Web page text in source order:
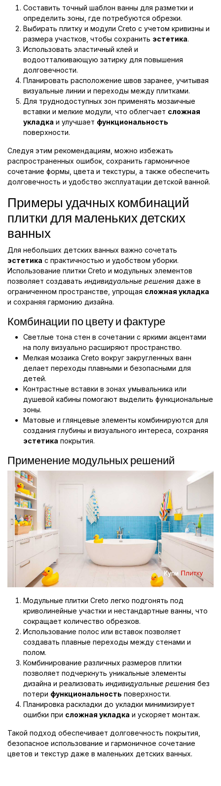
Составить точный шаблон ванны для разметки и
определить зоны, где потребуются обрезки.
Выбирать плитку и модули Creto с учетом кривизны и
размера участков, чтобы сохранить эстетика.
Использовать эластичный клей и
водоотталкивающую затирку для повышения
долговечности.
Планировать расположение швов заранее, учитывая
визуальные линии и переходы между плитками.
Для труднодоступных зон применять мозаичные
вставки и мелкие модули, что облегчает сложная
укладка и улучшает функциональность
поверхности.
Следуя этим рекомендациям, можно избежать
распространенных ошибок, сохранить гармоничное
сочетание формы, цвета и текстуры, а также обеспечить
долговечность и удобство эксплуатации детской ванной.
Примеры удачных комбинаций
плитки для маленьких детских
ванных
Для небольших детских ванных важно сочетать
эстетика с практичностью и удобством уборки.
Использование плитки Creto и модульных элементов
позволяет создавать индивидуальные решения даже в
ограниченном пространстве, упрощая сложная укладка
и сохраняя гармонию дизайна.
Комбинации по цвету и фактуре
Светлые тона стен в сочетании с яркими акцентами
на полу визуально расширяют пространство.
Мелкая мозаика Creto вокруг закругленных ванн
делает переходы плавными и безопасными для
детей.
Контрастные вставки в зонах умывальника или
душевой кабины помогают выделить функциональные
зоны.
Матовые и глянцевые элементы комбинируются для
создания глубины и визуального интереса, сохраняя
эстетика покрытия.
Применение модульных решений
Модульные плитки Creto легко подгонять под
криволинейные участки и нестандартные ванны, что
сокращает количество обрезков.
Использование полос или вставок позволяет
создавать плавные переходы между стенами и
полом.
Комбинирование различных размеров плитки
позволяет подчеркнуть уникальные элементы
дизайна и реализовать индивидуальные решения без
потери функциональность поверхности.
Планировка раскладки до укладки минимизирует
ошибки при сложная укладка и ускоряет монтаж.
Такой подход обеспечивает долговечность покрытия,
безопасное использование и гармоничное сочетание
цветов и текстур даже в маленьких детских ванных.